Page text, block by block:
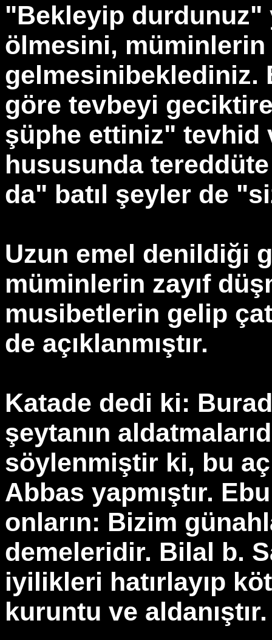
"Bekleyip durdunuz"
ölmesini,
gelmesinibeklediniz.
göre tevbeyi
şüphe ettiniz" tevhid
hususunda tereddüte
da" batıl şeyler de
Uzun emel denildiği
müminlerin zayıf
musibetlerin gelip
de açıklanmıştır.
Katade dedi ki:
şeytanın
söylenmiştir ki, bu
Abbas yapmıştır.
onların: Bizim
demeleridir. Bilal b.
iyilikleri hatırlayıp
kuruntu ve aldanıştır.